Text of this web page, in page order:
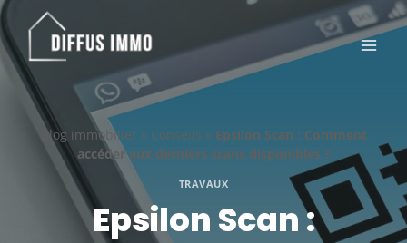
Aller
au
contenu
Blog immobilier » Conseils » Epsilon Scan : Comment
accéder aux derniers scans disponibles ?
TRAVAUX
Epsilon Scan :